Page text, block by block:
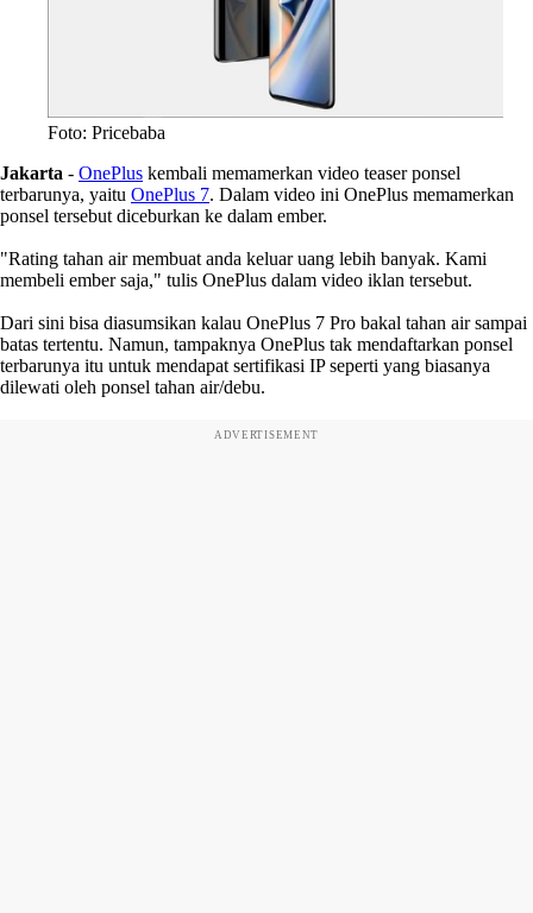
Foto: Pricebaba
Jakarta - OnePlus kembali memamerkan video teaser ponsel
terbarunya, yaitu OnePlus 7. Dalam video ini OnePlus memamerkan
ponsel tersebut diceburkan ke dalam ember.
"Rating tahan air membuat anda keluar uang lebih banyak. Kami
membeli ember saja," tulis OnePlus dalam video iklan tersebut.
Dari sini bisa diasumsikan kalau OnePlus 7 Pro bakal tahan air sampai
batas tertentu. Namun, tampaknya OnePlus tak mendaftarkan ponsel
terbarunya itu untuk mendapat sertifikasi IP seperti yang biasanya
dilewati oleh ponsel tahan air/debu.
ADVERTISEMENT